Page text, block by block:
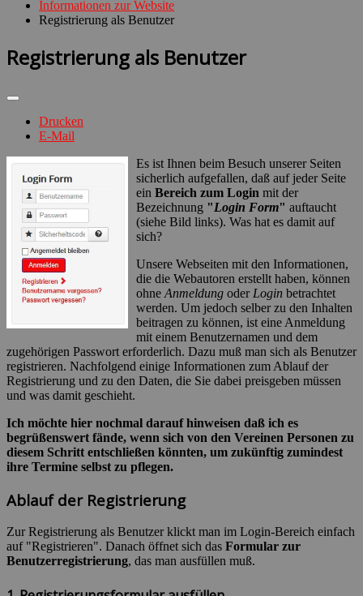
Informationen zur Website
Registrierung als Benutzer
Registrierung als Benutzer
Drucken
E-Mail
Es ist Ihnen beim Besuch unserer Seiten
sicherlich aufgefallen, daß auf jeder Seite
ein Bereich zum Login mit der
Bezeichnung "Login Form" auftaucht
(siehe Bild links). Was hat es damit auf
sich?
Unsere Webseiten mit den Informationen,
die die Webautoren erstellt haben, können
ohne Anmeldung oder Login betrachtet
werden. Um jedoch selber zu den Inhalten
beitragen zu können, ist eine Anmeldung
mit einem Benutzernamen und dem
zugehörigen Passwort erforderlich. Dazu muß man sich als Benutzer
registrieren. Nachfolgend einige Informationen zum Ablauf der
Registrierung und zu den Daten, die Sie dabei preisgeben müssen
und was damit geschieht.
Ich möchte hier nochmal darauf hinweisen daß ich es
begrüßenswert fände, wenn sich von den Vereinen Personen zu
diesem Schritt entschließen könnten, um zukünftig zumindest
ihre Termine selbst zu pflegen.
Ablauf der Registrierung
Zur Registrierung als Benutzer klickt man im Login-Bereich einfach
auf "Registrieren". Danach öffnet sich das Formular zur
Benutzerregistrierung, das man ausfüllen muß.